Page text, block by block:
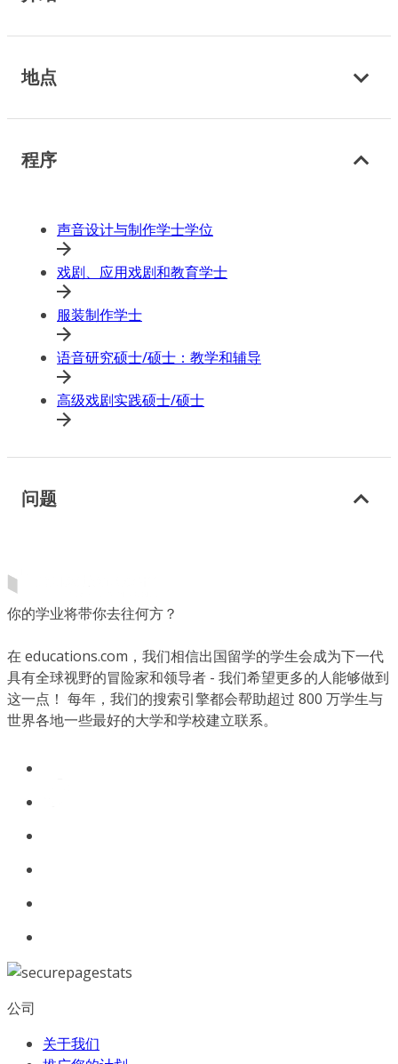
地点
程序
声音设计与制作学士学位
戏剧、应用戏剧和教育学士
服装制作学士
语音研究硕士/硕士：教学和辅导
高级戏剧实践硕士/硕士
问题
你的学业将带你去往何方？
在 educations.com，我们相信出国留学的学生会成为下一代
具有全球视野的冒险家和领导者 - 我们希望更多的人能够做到
这一点！ 每年，我们的搜索引擎都会帮助超过 800 万学生与
世界各地一些最好的大学和学校建立联系。
公司
关于我们